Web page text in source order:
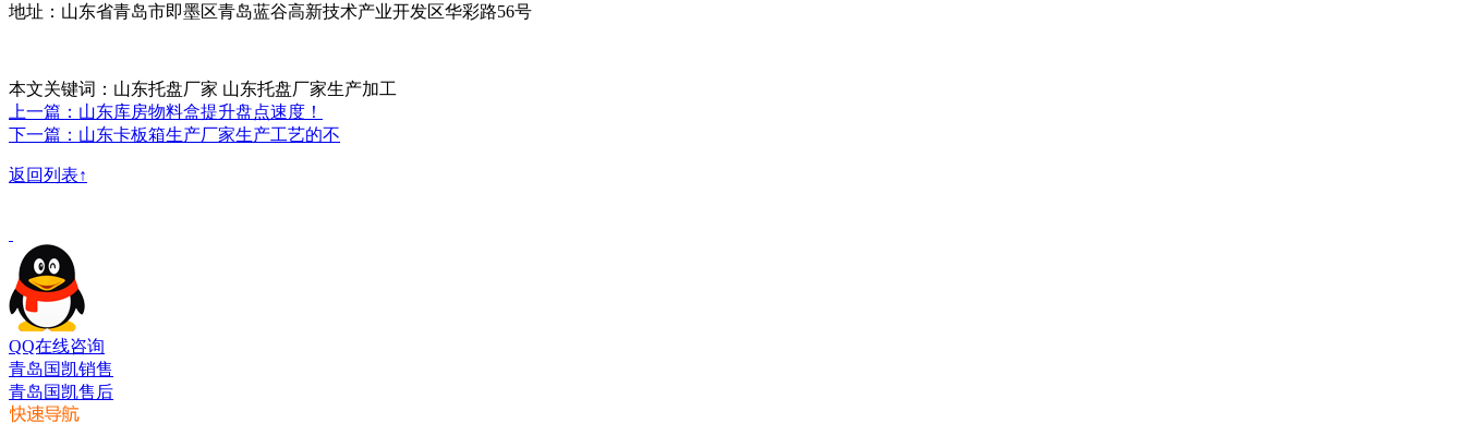
地址：山东省青岛市即墨区青岛蓝谷高新技术产业开发区华彩路56号
本文关键词：山东托盘厂家 山东托盘厂家生产加工
上一篇：山东库房物料盒提升盘点速度！
下一篇：山东卡板箱生产厂家生产工艺的不
返回列表↑
QQ在线咨询
青岛国凯销售
青岛国凯售后